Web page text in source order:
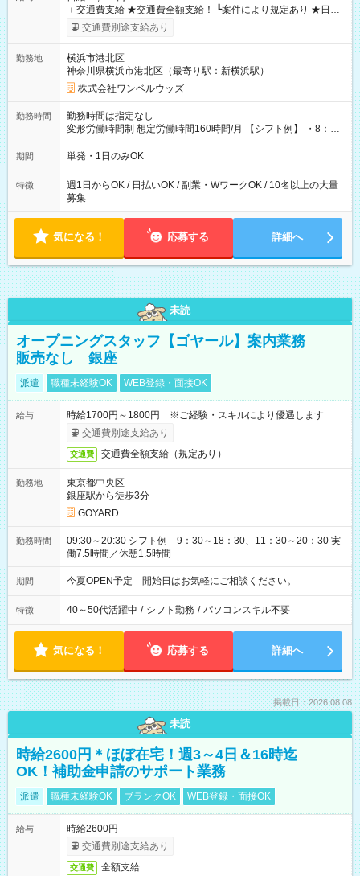
＋交通費支給 ★交通費全額支給！ ┗案件により規定あり ★日払
いOK！（規定あり） ┗働いたその日に現金GET♪ お仕事後はコ
ンビニATMから 日払い分を引き落とせます！ 【試用期間】試
交通費別途支給あり
勤務地
横浜市港北区
神奈川県横浜市港北区（最寄り駅：新横浜駅）
株式会社ワンベルウッズ
勤務時間
勤務時間は指定なし
変形労働時間制 想定労働時間160時間/月 【シフト例】 ・8：00
～21：00
期間 単発・1日のみOK
特徴
週1日からOK / 日払いOK / 副業・WワークOK / 10名以上の大量
募集
気になる！ 応募する 詳細へ
未読
オープニングスタッフ【ゴヤール】案内業務
販売なし 銀座
派遣 職種未経験OK WEB登録・面接OK
給与
時給1700円～1800円 ※ご経験・スキルにより優遇します
交通費別途支給あり
交通費 交通費全額支給（規定あり）
勤務地
東京都中央区
銀座駅から徒歩3分
GOYARD
勤務時間
09:30～20:30 シフト例 9：30～18：30、11：30～20：30 実
働7.5時間／休憩1.5時間
期間 今夏OPEN予定 開始日はお気軽にご相談ください。
特徴 40～50代活躍中 / シフト勤務 / パソコンスキル不要
気になる！ 応募する 詳細へ
掲載日：2026.08.08
未読
時給2600円＊ほぼ在宅！週3～4日＆16時迄
OK！補助金申請のサポート業務
派遣 職種未経験OK ブランクOK WEB登録・面接OK
給与
時給2600円
交通費別途支給あり
交通費 全額支給